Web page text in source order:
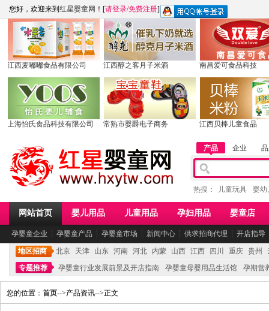
您好，欢迎来到 红星婴童网 ！[请登录/免费注册]
江西麦嘟嘟食品有限公司 江西醇之客月子米酒 南昌爱可食品科技
上海怡氏食品科技有限公司 常熟市婴爵电子商务 江西贝棒儿童食品
产品 企业
热搜： 儿童玩具 婴幼
网站首页 婴儿用品 儿童用品 孕妇用品 婴童店
孕婴童企业 ┆ 孕婴童产品 ┆ 孕婴童市场 ┆ 新闻中心 ┆ 供求招商代理 ┆ 开店指导
地区招商 北京 天津 山东 河南 河北 内蒙 山西 江西 四川 重庆 贵州
专题推荐
孕婴童行业发展前景及开店指南 孕婴童母婴用品生活馆 孕期营
您的位置： 首页-->产品资讯-->正文